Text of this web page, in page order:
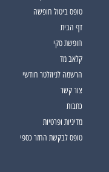
טופס ביטול חופשה
דף הבית
חופשת סקי
קלאב מד
הרשמה לניוזלטר חודשי
צור קשר
כתבות
מדיניות ופרטיות
טופס לבקשת החזר כספי